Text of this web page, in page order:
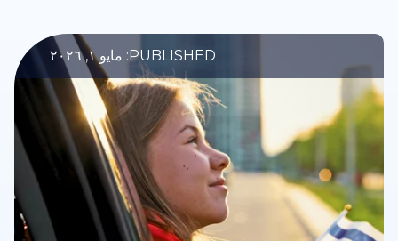
PUBLISHED: مايو ١, ٢٠٢٦